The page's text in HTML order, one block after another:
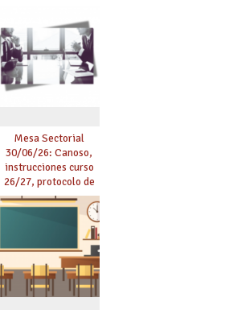
exige al Ministerio
que los compromisos
se materialicen con
la mayor agilidad
posible
Mesa Sectorial
30/06/26: Canoso,
instrucciones curso
26/27, protocolo de
agresiones.